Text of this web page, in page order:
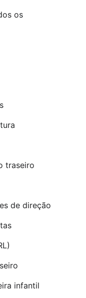
os
traseiro
de direção
infantil